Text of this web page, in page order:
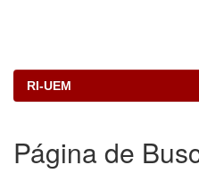
RI-UEM
Página de